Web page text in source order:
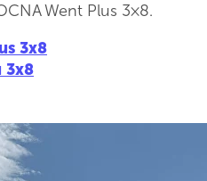
Went Plus 3×8.
3x8
3x8